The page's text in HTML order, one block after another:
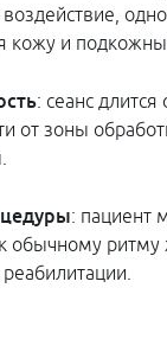
кожу и
: сеанс
от зоны
: пациент
обычному